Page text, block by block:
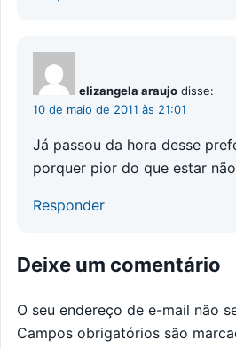
elizangela araujo disse:
10 de maio de 2011 às 21:01
Já passou da hora desse
porquer pior do que estar
Responder
Deixe um comentário
O seu endereço de e-mail não
Campos obrigatórios são